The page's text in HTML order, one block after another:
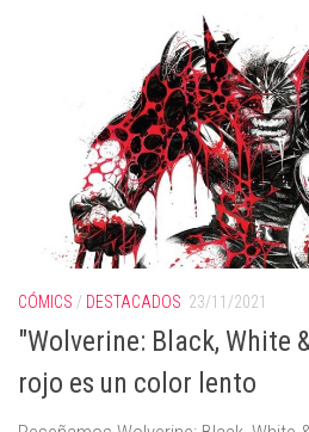
CÓMICS / DESTACADOS 23/11/2021
"Wolverine: Black, White
rojo es un color lento